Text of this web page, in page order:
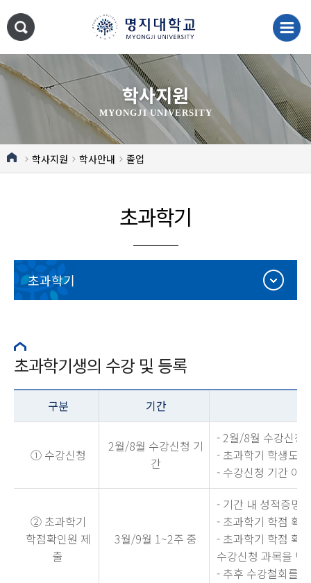
학사지원
MYONGJI UNIVERSITY
학사지원 학사안내 졸업
초과학기
초과학기
초과학기생의 수강 및 등록
구분 기간
① 수강신청
2월/8월 수강신청 기
간
- 2월/8월 수강신청
- 초과학기 학생도
- 수강신청 기간 이
② 초과학기
학점확인원 제
출
3월/9월 1~2주 중
- 기간 내 성적증명
- 초과학기 학점 확
- 초과학기 학점 확
수강신청 과목을 반
- 추후 수강철회를